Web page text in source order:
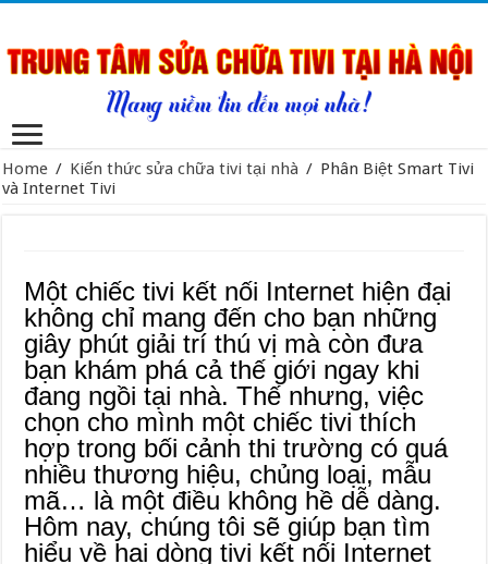
Home / Kiến thức sửa chữa tivi tại nhà / Phân Biệt Smart Tivi
và Internet Tivi
Một chiếc tivi kết nối Internet hiện đại
không chỉ mang đến cho bạn những
giây phút giải trí thú vị mà còn đưa
bạn khám phá cả thế giới ngay khi
đang ngồi tại nhà. Thế nhưng, việc
chọn cho mình một chiếc tivi thích
hợp trong bối cảnh thi trường có quá
nhiều thương hiệu, chủng loại, mẫu
mã… là một điều không hề dễ dàng.
Hôm nay, chúng tôi sẽ giúp bạn tìm
hiểu về hai dòng tivi kết nối Internet